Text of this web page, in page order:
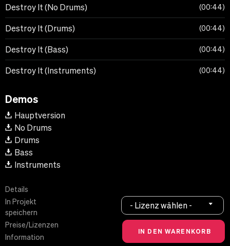
Destroy It (No Drums) 00:44
Destroy It (Drums) 00:44
Destroy It (Bass) 00:44
Destroy It (Instruments) 00:44
Demos
Hauptversion
No Drums
Drums
Bass
Instruments
Details
In Projekt
speichern
Preise/Lizenzen
Information
- Lizenz wählen -